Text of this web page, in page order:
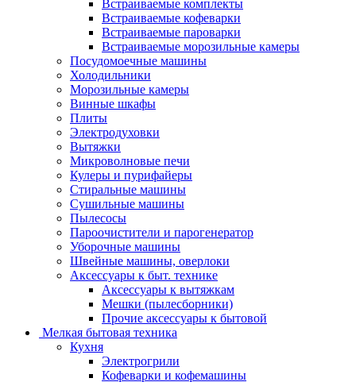
Встраиваемые комплекты
Встраиваемые кофеварки
Встраиваемые пароварки
Встраиваемые морозильные камеры
Посудомоечные машины
Холодильники
Морозильные камеры
Винные шкафы
Плиты
Электродуховки
Вытяжки
Микроволновые печи
Кулеры и пурифайеры
Стиральные машины
Сушильные машины
Пылесосы
Пароочистители и парогенератор
Уборочные машины
Швейные машины, оверлоки
Аксессуары к быт. технике
Аксессуары к вытяжкам
Мешки (пылесборники)
Прочие аксессуары к бытовой
Мелкая бытовая техника
Кухня
Электрогрили
Кофеварки и кофемашины